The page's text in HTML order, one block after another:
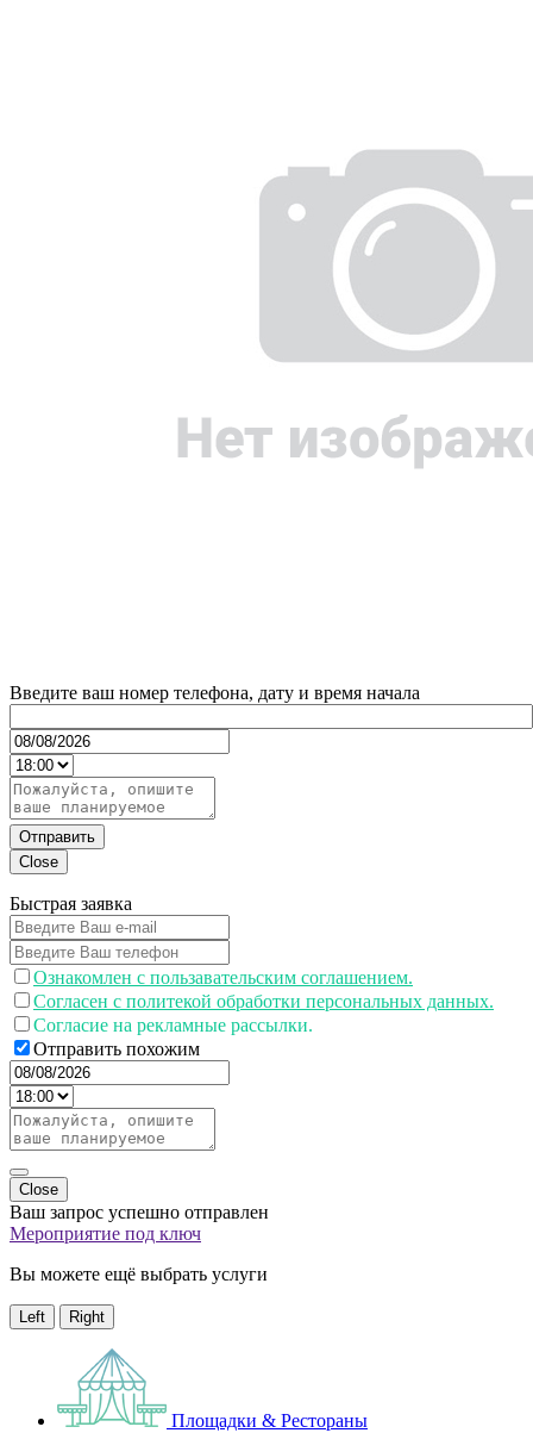
Введите ваш номер телефона, дату и время начала
Отправить
Close
Быстрая заявка
Ознакомлен с пользавательским соглашением.
Согласен с политекой обработки персональных данных.
Согласие на рекламные рассылки.
Отправить похожим
Close
Ваш запрос успешно отправлен
Мероприятие под ключ
Вы можете ещё выбрать услуги
Left Right
Площадки & Рестораны